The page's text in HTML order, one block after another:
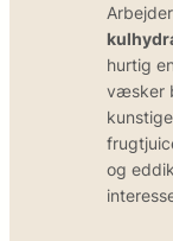
hurtig
væsker
og